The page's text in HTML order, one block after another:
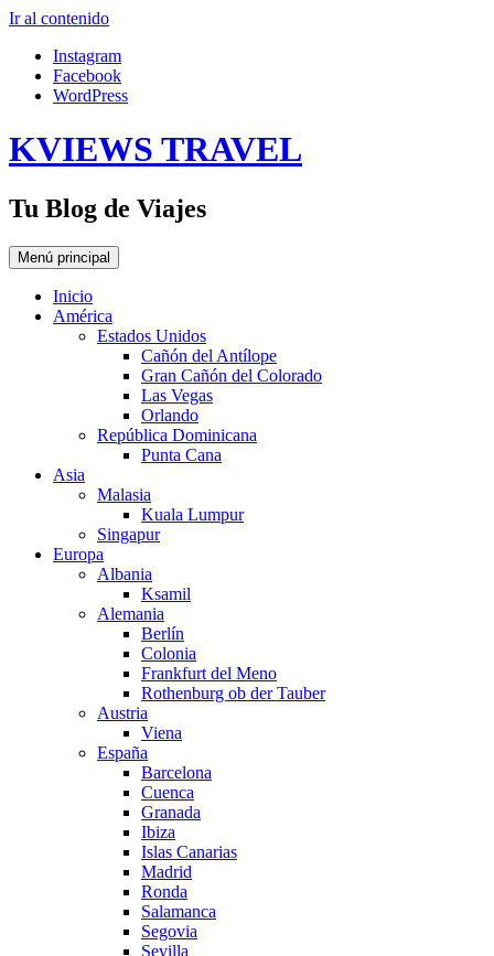
Ir al contenido
Instagram
Facebook
WordPress
KVIEWS TRAVEL
Tu Blog de Viajes
Menú principal
Inicio
América
Estados Unidos
Cañón del Antílope
Gran Cañón del Colorado
Las Vegas
Orlando
República Dominicana
Punta Cana
Asia
Malasia
Kuala Lumpur
Singapur
Europa
Albania
Ksamil
Alemania
Berlín
Colonia
Frankfurt del Meno
Rothenburg ob der Tauber
Austria
Viena
España
Barcelona
Cuenca
Granada
Ibiza
Islas Canarias
Madrid
Ronda
Salamanca
Segovia
Sevilla